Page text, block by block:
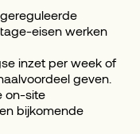
eisen werken
inzet per week of
geven.
on-site
bijkomende